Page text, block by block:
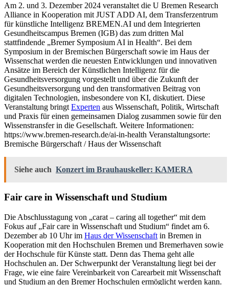
Am 2. und 3. Dezember 2024 veranstaltet die U Bremen Research
Alliance in Kooperation mit JUST ADD AI, dem Transferzentrum
für künstliche Intelligenz BREMEN.AI und dem Integrierten
Gesundheitscampus Bremen (IGB) das zum dritten Mal
stattfindende „Bremer Symposium AI in Health“. Bei dem
Symposium in der Bremischen Bürgerschaft sowie im Haus der
Wissenschat werden die neuesten Entwicklungen und innovativen
Ansätze im Bereich der Künstlichen Intelligenz für die
Gesundheitsversorgung vorgestellt und über die Zukunft der
Gesundheitsversorgung und den transformativen Beitrag von
digitalen Technologien, insbesondere von KI, diskutiert. Diese
Veranstaltung bringt Experten aus Wissenschaft, Politik, Wirtschaft
und Praxis für einen gemeinsamen Dialog zusammen sowie für den
Wissenstransfer in die Gesellschaft. Weitere Informationen:
https://www.bremen-research.de/ai-in-health Veranstaltungsorte:
Bremische Bürgerschaft / Haus der Wissenschaft
Siehe auch Konzert im Brauhauskeller: KAMERA
Fair care in Wissenschaft und Studium
Die Abschlusstagung von „carat – caring all together“ mit dem
Fokus auf „Fair care in Wissenschaft und Studium“ findet am 6.
Dezember ab 10 Uhr im Haus der Wissenschaft in Bremen in
Kooperation mit den Hochschulen Bremen und Bremerhaven sowie
der Hochschule für Künste statt. Denn das Thema geht alle
Hochschulen an. Der Schwerpunkt der Veranstaltung liegt bei der
Frage, wie eine faire Vereinbarkeit von Carearbeit mit Wissenschaft
und Studium an den Bremer Hochschulen ermöglicht werden kann.